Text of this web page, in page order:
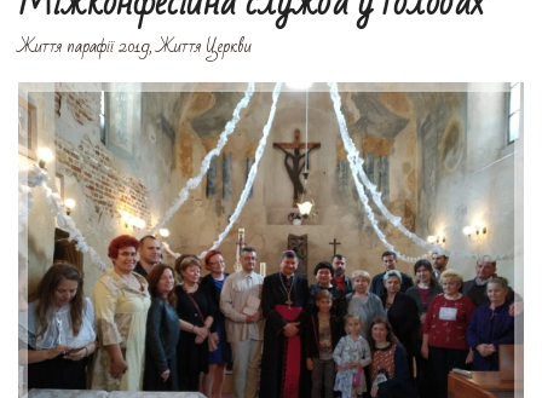
Життя парафії 2019,Життя Церкви